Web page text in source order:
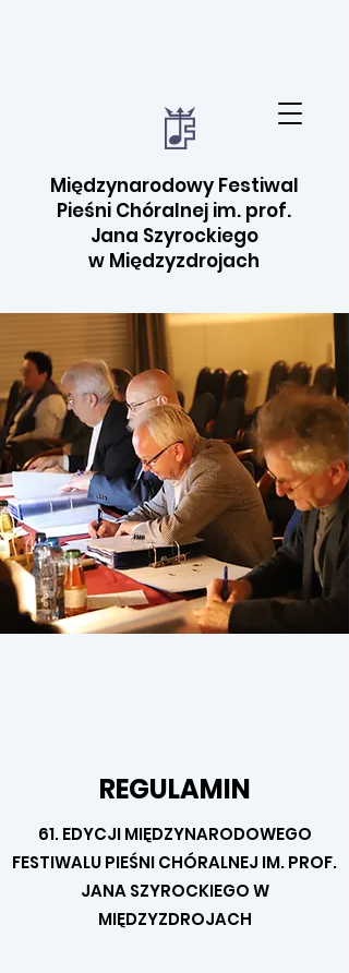
Międzynarodowy Festiwal
Pieśni Chóralnej im. prof.
Jana Szyrockiego
w Międzyzdrojach
REGULAMIN
61. EDYCJI MIĘDZYNARODOWEGO
FESTIWALU PIEŚNI CHÓRALNEJ IM. PROF.
JANA SZYROCKIEGO W
MIĘDZYZDROJACH